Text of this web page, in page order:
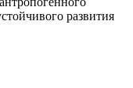
развития